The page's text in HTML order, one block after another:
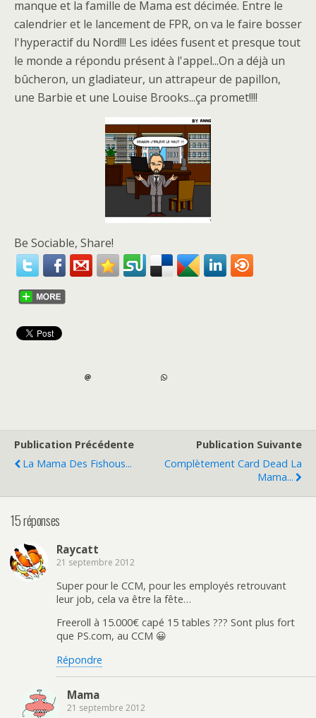
manque et la famille de Mama est décimée. Entre le
calendrier et le lancement de FPR, on va le faire bosser
l'hyperactif du Nord!!! Les idées fusent et presque tout
le monde a répondu présent à l'appel...On a déjà un
bûcheron, un gladiateur, un attrapeur de papillon,
une Barbie et une Louise Brooks...ça promet!!!!
Be Sociable, Share!
Publication Précédente
La Mama Des Fishous...
Publication Suivante
Complètement Card Dead La
Mama...
15 réponses
Raycatt
21 septembre 2012
Super pour le CCM, pour les employés retrouvant
leur job, cela va être la fête…
Freeroll à 15.000€ capé 15 tables ??? Sont plus fort
que PS.com, au CCM 😀
Répondre
Mama
21 septembre 2012